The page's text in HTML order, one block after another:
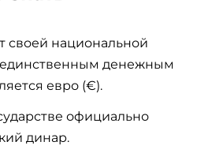
своей национальной
денежным
евро (€).
официально
динар.